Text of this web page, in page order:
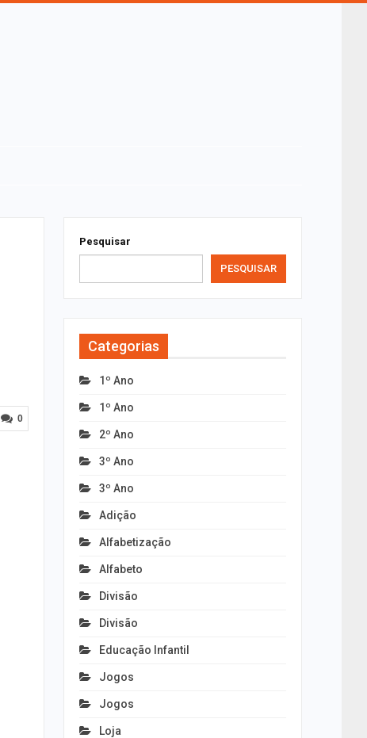
0
Pesquisar
PESQUISAR
Categorias
1º Ano
1º Ano
2º Ano
3º Ano
3º Ano
Adição
Alfabetização
Alfabeto
Divisão
Divisão
Educação Infantil
Jogos
Jogos
Loja